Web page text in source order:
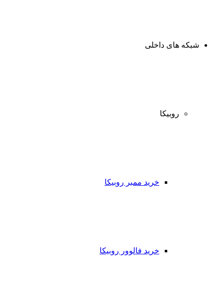
شبکه های داخلی
روبیکا
خرید ممبر روبیکا
خرید فالوور روبیکا